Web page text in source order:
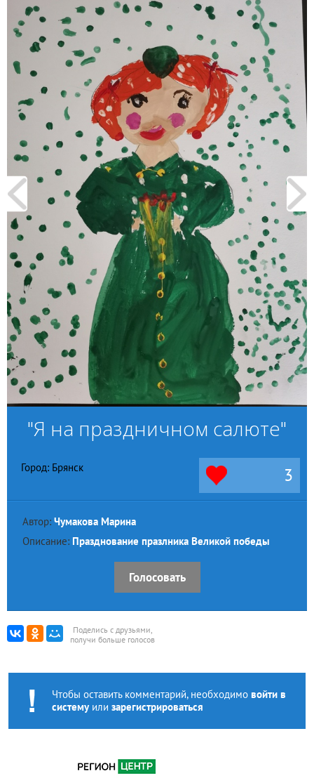
"Я на праздничном салюте"
Город: Брянск 3
Автор: Чумакова Марина
Описание: Празднование празлника Великой победы
Голосовать
Поделись с друзьями,
получи больше голосов
Чтобы оставить комментарий, необходимо войти в
системуили зарегистрироваться